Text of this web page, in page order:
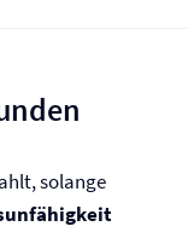
solange